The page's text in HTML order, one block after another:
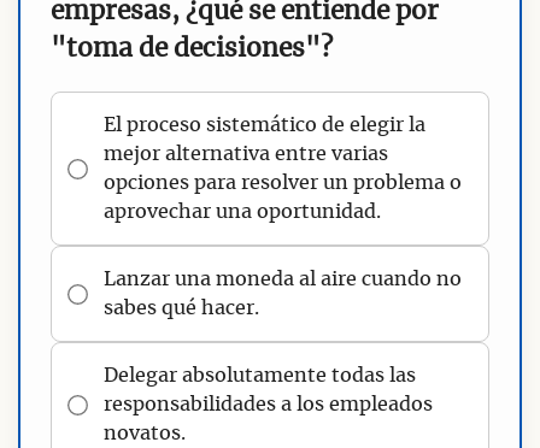
empresas, ¿qué se entiende por
"toma de decisiones"?
El proceso sistemático de elegir la
mejor alternativa entre varias
opciones para resolver un problema o
aprovechar una oportunidad.
Lanzar una moneda al aire cuando no
sabes qué hacer.
Delegar absolutamente todas las
responsabilidades a los empleados
novatos.